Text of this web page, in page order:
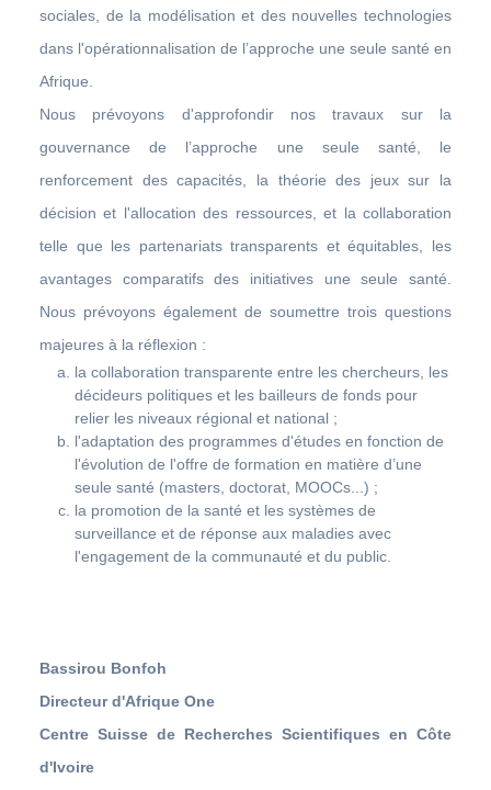
sociales, de la modélisation et des nouvelles technologies
dans l'opérationnalisation de l’approche une seule santé en
Afrique.
Nous prévoyons d'approfondir nos travaux sur la
gouvernance de l’approche une seule santé, le
renforcement des capacités, la théorie des jeux sur la
décision et l'allocation des ressources, et la collaboration
telle que les partenariats transparents et équitables, les
avantages comparatifs des initiatives une seule santé.
Nous prévoyons également de soumettre trois questions
majeures à la réflexion :
la collaboration transparente entre les chercheurs, les
décideurs politiques et les bailleurs de fonds pour
relier les niveaux régional et national ;
l'adaptation des programmes d'études en fonction de
l'évolution de l'offre de formation en matière d’une
seule santé (masters, doctorat, MOOCs...) ;
la promotion de la santé et les systèmes de
surveillance et de réponse aux maladies avec
l'engagement de la communauté et du public.
Bassirou Bonfoh
Directeur d'Afrique One
Centre Suisse de Recherches Scientifiques en Côte
d'Ivoire